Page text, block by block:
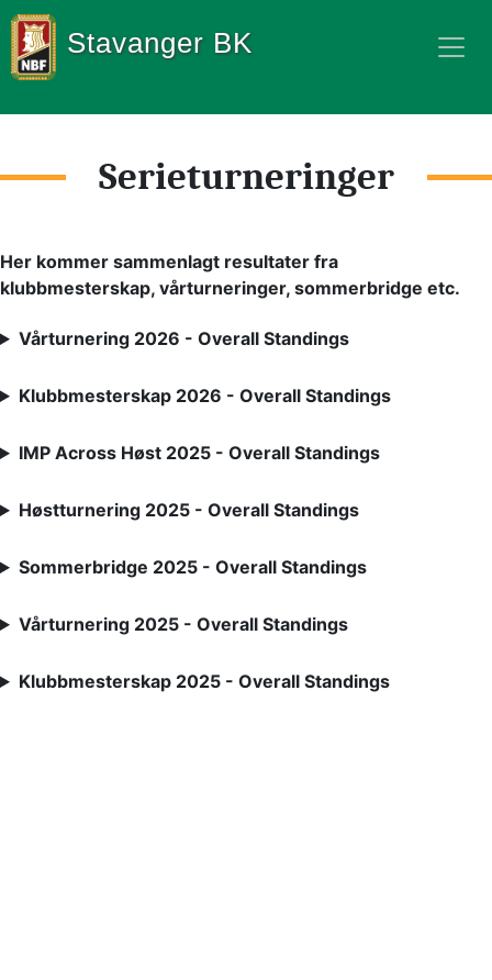
Stavanger BK
Serieturneringer
Her kommer sammenlagt resultater fra
klubbmesterskap, vårturneringer, sommerbridge etc.
Vårturnering 2026 - Overall Standings
Klubbmesterskap 2026 - Overall Standings
IMP Across Høst 2025 - Overall Standings
Høstturnering 2025 - Overall Standings
Sommerbridge 2025 - Overall Standings
Vårturnering 2025 - Overall Standings
Klubbmesterskap 2025 - Overall Standings